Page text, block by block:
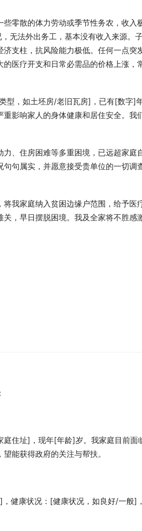
零散的体力劳动或季节性务农，收入
无法外出务工，基本没有收入来源。
支柱，抗风险能力极低。任何一点突
医疗开支和日常必需品的价格上涨，
型，如土坯房/老旧瓦房]，已有[数字]
影响家人的身体健康和居住安全。我
、住房困难等多重困境，已远超家庭
句属实，并愿意接受贵单位的一切调
我家庭纳入贫困边缘户范围，给予医
，早日摆脱困境。我及全家将不胜感激
住址]，现年[年龄]岁。我家庭目前面
能获得政府的关注与帮扶。
健康状况：[健康状况，如良好/一般]